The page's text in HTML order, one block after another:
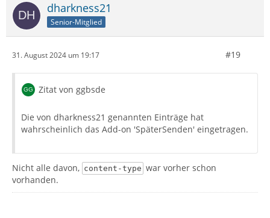
dharkness21
Senior-Mitglied
31. August 2024 um 19:17 #19
Zitat von ggbsde
Die von dharkness21 genannten Einträge hat
wahrscheinlich das Add-on 'SpäterSenden' eingetragen.
Nicht alle davon, content-type war vorher schon
vorhanden.